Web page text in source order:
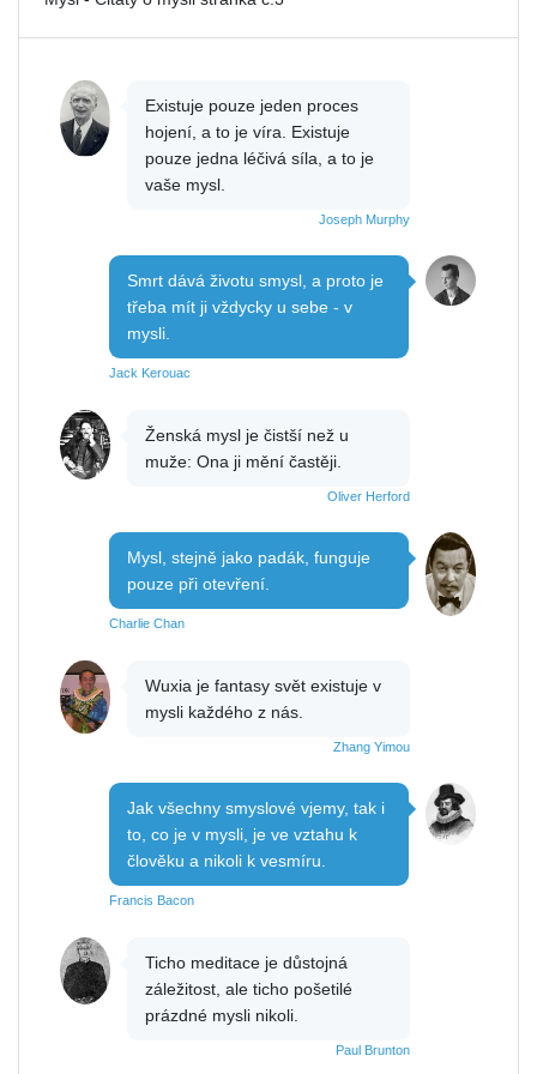
Existuje pouze jeden proces
hojení, a to je víra. Existuje
pouze jedna léčivá síla, a to je
vaše mysl.
Joseph Murphy
Smrt dává životu smysl, a proto je
třeba mít ji vždycky u sebe - v
mysli.
Jack Kerouac
Ženská mysl je čistší než u
muže: Ona ji mění častěji.
Oliver Herford
Mysl, stejně jako padák, funguje
pouze při otevření.
Charlie Chan
Wuxia je fantasy svět existuje v
mysli každého z nás.
Zhang Yimou
Jak všechny smyslové vjemy, tak i
to, co je v mysli, je ve vztahu k
člověku a nikoli k vesmíru.
Francis Bacon
Ticho meditace je důstojná
záležitost, ale ticho pošetilé
prázdné mysli nikoli.
Paul Brunton